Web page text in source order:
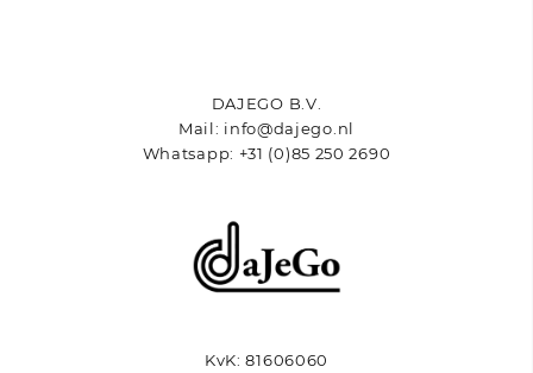
DAJEGO B.V.
Mail: info@dajego.nl
Whatsapp: +31 (0)85 250 2690
KvK: 81606060